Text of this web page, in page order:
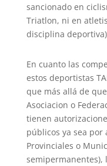
sancionado en
Triatlon, ni en
disciplina
En cuanto las
estos deportistas
que más allá de
Asociacion o
tienen
públicos ya sea por
Provinciales o
semipermanentes),